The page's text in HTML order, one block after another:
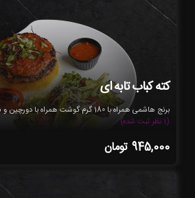
کته کباب تابه ای
برنج هاشمی همراه با 180 گرم گوشت همراه با دورچین و سس مخصوص
(1 نظر ثبت شده)
945,000 تومان